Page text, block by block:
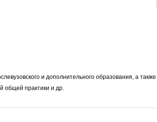
и дополнительного образования, а
общей практики и др.